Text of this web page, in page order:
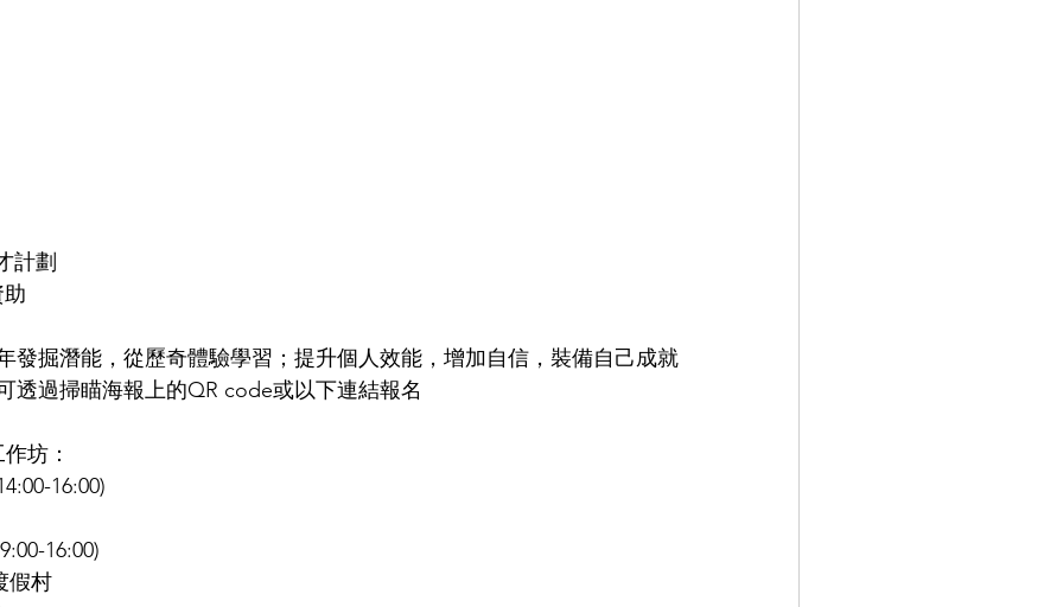
計劃
發掘潛能，從歷奇體驗學習；提升個人效能，增加自信，裝備自己成就
透過掃瞄海報上的QR code或以下連結報名
坊：
16:00)
16:00)
假村